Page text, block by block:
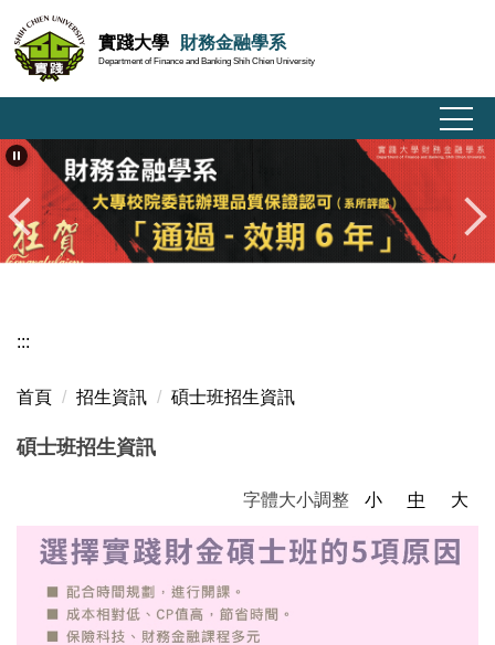
到
主
要
容
區
實踐大學 財務金融學系
Department of Finance and Banking Shih Chien University
:::
首頁 招生資訊 碩士班招生資訊
碩士班招生資訊
字體大小調整 小 中 大